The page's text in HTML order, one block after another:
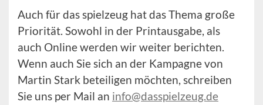
Auch für das spielzeug hat das Thema große
Priorität. Sowohl in der Printausgabe, als
auch Online werden wir weiter berichten.
Wenn auch Sie sich an der Kampagne von
Martin Stark beteiligen möchten, schreiben
Sie uns per Mail an info@dasspielzeug.de